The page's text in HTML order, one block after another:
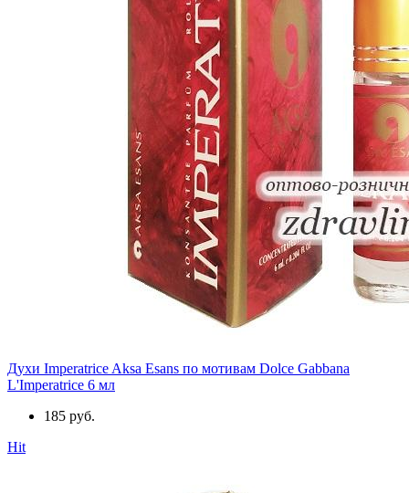
Духи Imperatrice Aksa Esans по мотивам Dolce Gabbana
L'Imperatrice 6 мл
185 руб.
Hit